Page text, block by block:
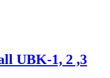
UBK-1, 2 ,3